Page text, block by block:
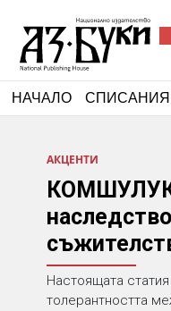
НАЧАЛО СПИСАНИЯ
АКЦЕНТИ
Настоящата
толерантността